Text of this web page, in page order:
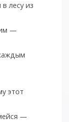
лесу из
—
этот
—